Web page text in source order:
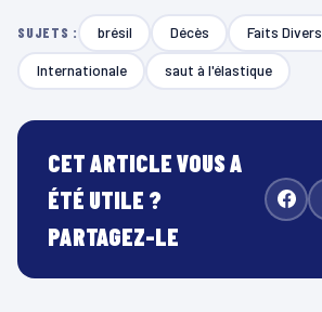
SUJETS : brésil Décès Faits Divers
Internationale saut à l'élastique
CET ARTICLE VOUS A
ÉTÉ UTILE ?
PARTAGEZ-LE